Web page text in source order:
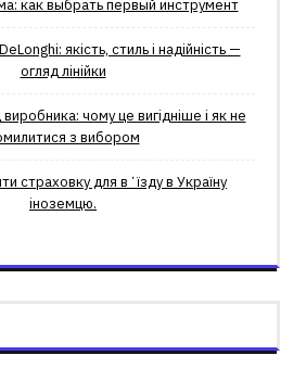
как выбрать первый инструмент
якість, стиль і надійність —
огляд лінійки
чому це вигідніше і як не
з вибором
страховку для вʼїзду в Україну
іноземцю.